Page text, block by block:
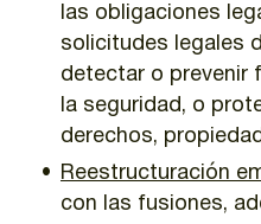
las obligaciones
solicitudes legales
detectar o prevenir
la seguridad, o
derechos,
Reestructuración
con las fusiones,